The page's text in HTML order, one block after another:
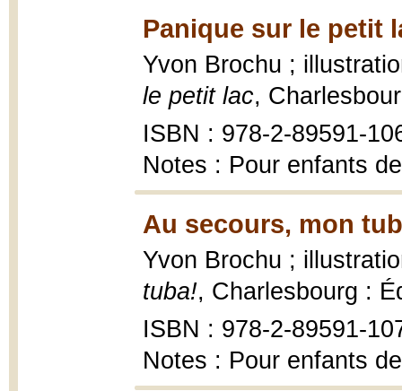
Panique sur le petit
Yvon Brochu ;
le petit lac,
ISBN : 978-2-89591-
Notes : Pour enfants
Au secours, mon
Yvon Brochu ;
tuba!, Charlesbourg :
ISBN : 978-2-89591-
Notes : Pour enfants